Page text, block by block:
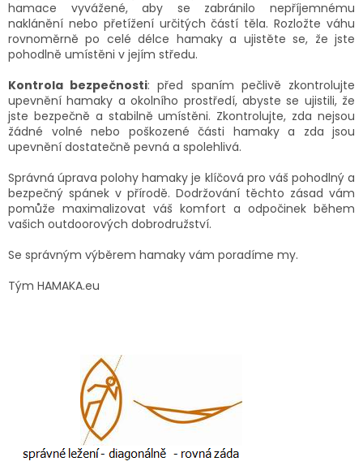
hamace vyvážené, aby se zabránilo nepříjemnému
naklánění nebo přetížení určitých částí těla. Rozložte váhu
rovnoměrně po celé délce hamaky a ujistěte se, že jste
pohodlně umístěni v jejím středu.
Kontrola bezpečnosti: před spaním pečlivě zkontrolujte
upevnění hamaky a okolního prostředí, abyste se ujistili, že
jste bezpečně a stabilně umístěni. Zkontrolujte, zda nejsou
žádné volné nebo poškozené části hamaky a zda jsou
upevnění dostatečně pevná a spolehlivá.
Správná úprava polohy hamaky je klíčová pro váš pohodlný a
bezpečný spánek v přírodě. Dodržování těchto zásad vám
pomůže maximalizovat váš komfort a odpočinek během
vašich outdoorových dobrodružství.
Se správným výběrem hamaky vám poradíme my.
Tým HAMAKA.eu